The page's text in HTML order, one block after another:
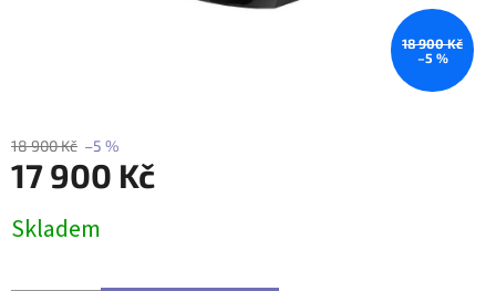
18 900 Kč
–5 %
18 900 Kč –5 %
17 900 Kč
cena:
Skladem